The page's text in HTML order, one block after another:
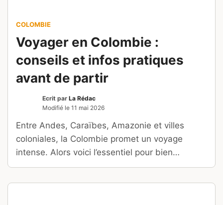
COLOMBIE
Voyager en Colombie :
conseils et infos pratiques
avant de partir
Ecrit par La Rédac
Modifié le 11 mai 2026
Entre Andes, Caraïbes, Amazonie et villes
coloniales, la Colombie promet un voyage
intense. Alors voici l’essentiel pour bien
préparer votre séjour.